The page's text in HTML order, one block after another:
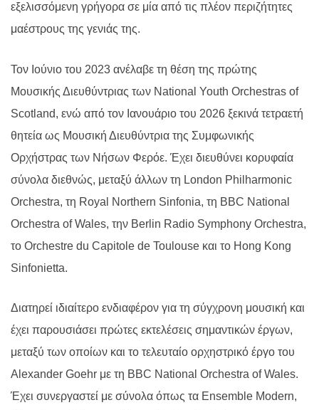
εξελισσόμενη γρήγορα σε μία από τις πλέον περιζήτητες
μαέστρους της γενιάς της.
Τον Ιούνιο του 2023 ανέλαβε τη θέση της πρώτης
Μουσικής Διευθύντριας των National Youth Orchestras of
Scotland, ενώ από τον Ιανουάριο του 2026 ξεκινά τετραετή
θητεία ως Μουσική Διευθύντρια της Συμφωνικής
Ορχήστρας των Νήσων Φερόε. Έχει διευθύνει κορυφαία
σύνολα διεθνώς, μεταξύ άλλων τη London Philharmonic
Orchestra, τη Royal Northern Sinfonia, τη BBC National
Orchestra of Wales, την Berlin Radio Symphony Orchestra,
το Orchestre du Capitole de Toulouse και το Hong Kong
Sinfonietta.
Διατηρεί ιδιαίτερο ενδιαφέρον για τη σύγχρονη μουσική και
έχει παρουσιάσει πρώτες εκτελέσεις σημαντικών έργων,
μεταξύ των οποίων και το τελευταίο ορχηστρικό έργο του
Alexander Goehr με τη BBC National Orchestra of Wales.
Έχει συνεργαστεί με σύνολα όπως τα Ensemble Modern,